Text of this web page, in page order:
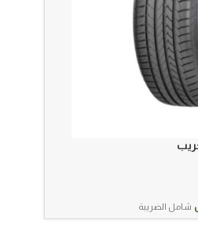
السعر
الحالي
شامل الضريبة